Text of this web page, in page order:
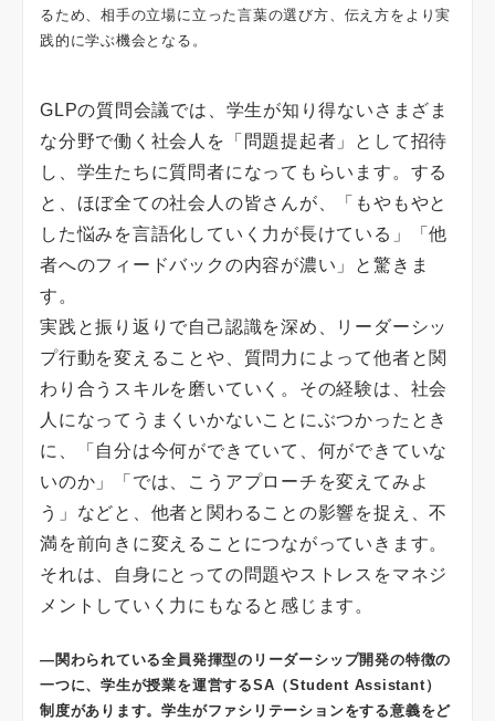
るため、相手の立場に立った言葉の選び方、伝え方をより実
践的に学ぶ機会となる。
GLPの質問会議では、学生が知り得ないさまざま
な分野で働く社会人を「問題提起者」として招待
し、学生たちに質問者になってもらいます。する
と、ほぼ全ての社会人の皆さんが、「もやもやと
した悩みを言語化していく力が長けている」「他
者へのフィードバックの内容が濃い」と驚きま
す。
実践と振り返りで自己認識を深め、リーダーシッ
プ行動を変えることや、質問力によって他者と関
わり合うスキルを磨いていく。その経験は、社会
人になってうまくいかないことにぶつかったとき
に、「自分は今何ができていて、何ができていな
いのか」「では、こうアプローチを変えてみよ
う」などと、他者と関わることの影響を捉え、不
満を前向きに変えることにつながっていきます。
それは、自身にとっての問題やストレスをマネジ
メントしていく力にもなると感じます。
―関わられている全員発揮型のリーダーシップ開発の特徴の
一つに、学生が授業を運営するSA（Student Assistant）
制度があります。学生がファシリテーションをする意義をど